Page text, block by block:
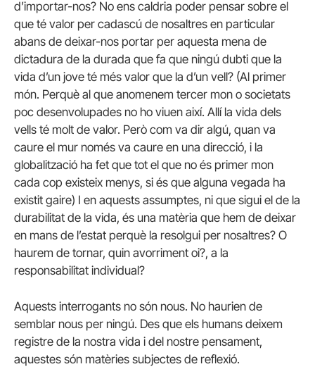
d’importar-nos? No ens caldria poder pensar sobre el
que té valor per cadascú de nosaltres en particular
abans de deixar-nos portar per aquesta mena de
dictadura de la durada que fa que ningú dubti que la
vida d’un jove té més valor que la d’un vell? (Al primer
món. Perquè al que anomenem tercer mon o societats
poc desenvolupades no ho viuen així. Allí la vida dels
vells té molt de valor. Però com va dir algú, quan va
caure el mur només va caure en una direcció, i la
globalització ha fet que tot el que no és primer mon
cada cop existeix menys, si és que alguna vegada ha
existit gaire) I en aquests assumptes, ni que sigui el de la
durabilitat de la vida, és una matèria que hem de deixar
en mans de l’estat perquè la resolgui per nosaltres? O
haurem de tornar, quin avorriment oi?, a la
responsabilitat individual?
Aquests interrogants no són nous. No haurien de
semblar nous per ningú. Des que els humans deixem
registre de la nostra vida i del nostre pensament,
aquestes són matèries subjectes de reflexió.